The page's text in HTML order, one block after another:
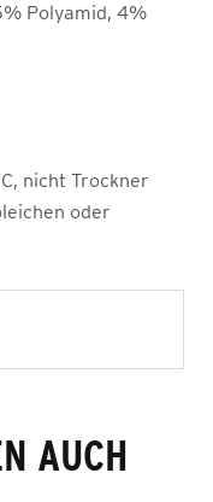
Polyamid, 4%
nicht Trockner
oder
AUCH